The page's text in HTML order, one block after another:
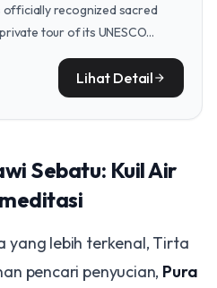
officially recognized sacred
tour of its UNESCO
Jatiluwih Rice Terraces,
the island's soul.Lihat Detail arrow_forward
Sebatu: Kuil Air
yang lebih terkenal, Tirta
pencari penyucian, Pura